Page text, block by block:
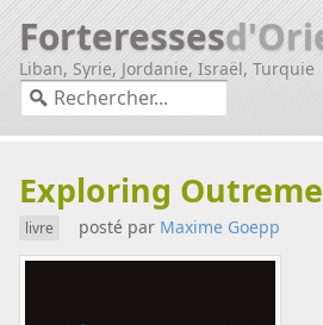
Forteresses
Liban, Syrie, Jordanie, Israël, Turquie
Exploring
livre posté par Maxime Goepp